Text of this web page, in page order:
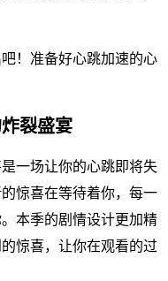
！准备好心跳加速的心
裂盛宴
一场让你的心跳即将失
惊喜在等待着你，每一
本季的剧情设计更加精
惊喜，让你在观看的过